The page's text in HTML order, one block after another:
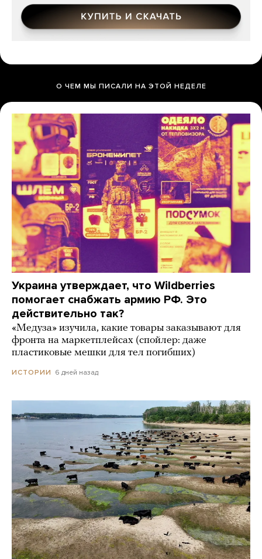
О ЧЕМ МЫ ПИСАЛИ НА ЭТОЙ НЕДЕЛЕ
Украина утверждает, что Wildberries
помогает снабжать армию РФ. Это
действительно так?
«Медуза» изучила, какие товары заказывают для
фронта на маркетплейсах (спойлер: даже
пластиковые мешки для тел погибших)
ИСТОРИИ 6 дней назад